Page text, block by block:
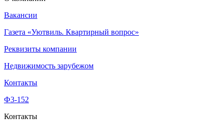
Вакансии
Газета «Уютвиль. Квартирный вопрос»
Реквизиты компании
Недвижимость зарубежом
Контакты
Ф3-152
Контакты